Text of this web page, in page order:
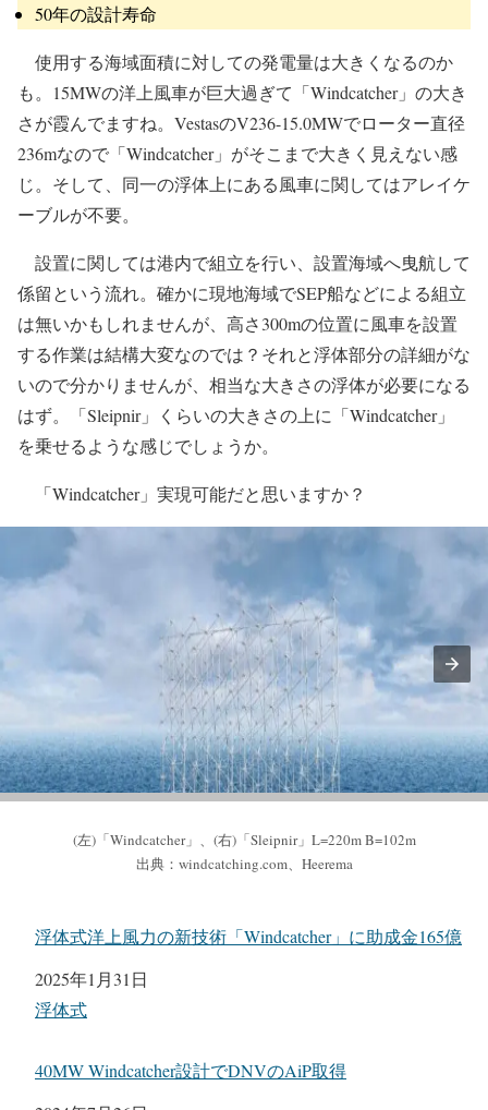
50年の設計寿命
使用する海域面積に対しての発電量は大きくなるのか
も。15MWの洋上風車が巨大過ぎて「Windcatcher」の大き
さが霞んでますね。VestasのV236-15.0MWでローター直径
236mなので「Windcatcher」がそこまで大きく見えない感
じ。そして、同一の浮体上にある風車に関してはアレイケ
ーブルが不要。
設置に関しては港内で組立を行い、設置海域へ曳航して
係留という流れ。確かに現地海域でSEP船などによる組立
は無いかもしれませんが、高さ300mの位置に風車を設置
する作業は結構大変なのでは？それと浮体部分の詳細がな
いので分かりませんが、相当な大きさの浮体が必要になる
はず。「Sleipnir」くらいの大きさの上に「Windcatcher」
を乗せるような感じでしょうか。
「Windcatcher」実現可能だと思いますか？
(左)「Windcatcher」、(右)「Sleipnir」L=220m B=102m
出典：windcatching.com、Heerema
浮体式洋上風力の新技術「Windcatcher」に助成金165億
日付
2025年1月31日
関連理由
浮体式
40MW Windcatcher設計でDNVのAiP取得